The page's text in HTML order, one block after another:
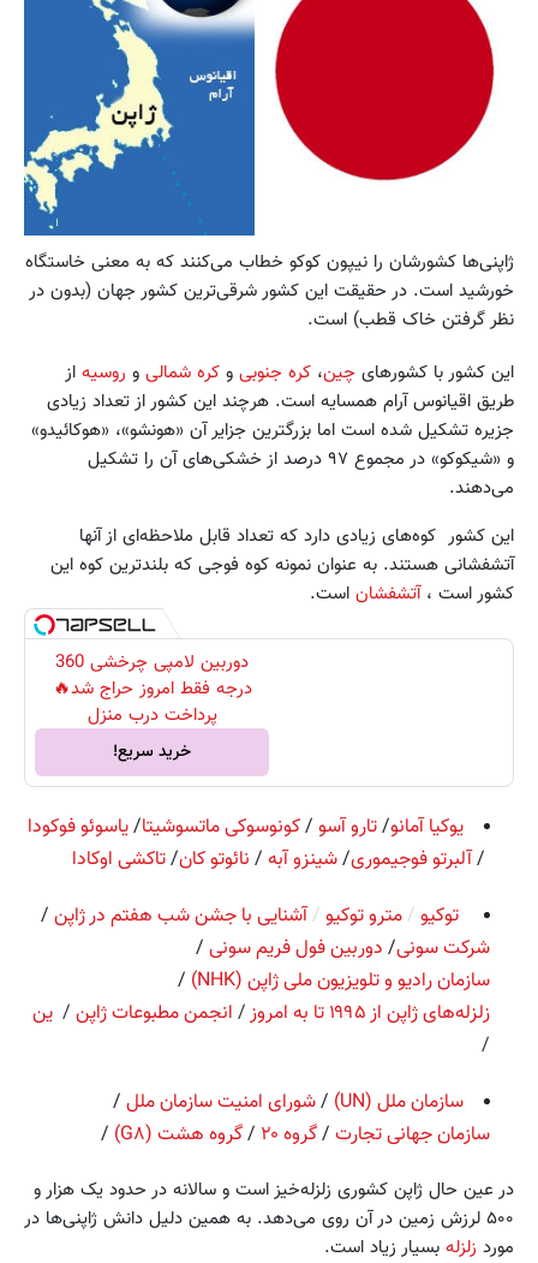
ژاپنی‌ها کشورشان را نیپون کوکو خطاب می‌کنند که به معنی خاستگاه
خورشید است. در حقیقت این کشور شرقی‌ترین کشور جهان (بدون در
نظر گرفتن خاک قطب) است.
این کشور با کشورهای چین، کره جنوبی و کره شمالی و روسیه از
طریق اقیانوس آرام همسایه است. هرچند این کشور از تعداد زیادی
جزیره تشکیل شده است اما بزرگترین جزایر آن «هونشو»، «هوکائیدو»
و «شیکوکو» در مجموع ۹۷ درصد از خشکی‌های آن را تشکیل
می‌دهند.
این کشور کوه‌های زیادی دارد که تعداد قابل ملاحظه‌ای از آنها
آتشفشانی هستند. به عنوان نمونه کوه فوجی که بلندترین کوه این
کشور است ،آتشفشان است.
دوربین لامپی چرخشی 360
درجه فقط امروز حراج شد🔥
پرداخت درب منزل
خرید سریع!
یوکیا آمانو/تارو آسو /کونوسوکی ماتسوشیتا/یاسوئو فوکودا
/آلبرتو فوجیموری/شینزو آبه / نائوتو کان/تاکشی اوکادا
توکیو / مترو توکیو / آشنایی با جشن شب هفتم در ژاپن /
شرکت سونی/ دوربین فول فریم سونی /
سازمان رادیو و تلویزیون ملی ژاپن (NHK)
/
زلزله‌های ژاپن از ۱۹۹۵ تا به امروز
/ انجمن مطبوعات ژاپن / ین
/
سازمان ملل (UN)
/شورای امنیت سازمان ملل /
سازمان جهانی تجارت /گروه ۲۰ /گروه هشت (G۸) /
در عین حال ژاپن کشوری زلزله‌خیز است و سالانه در حدود یک هزار و
۵۰۰ لرزش زمین در آن روی می‌دهد. به همین دلیل دانش ژاپنی‌ها در
مورد زلزله بسیار زیاد است.